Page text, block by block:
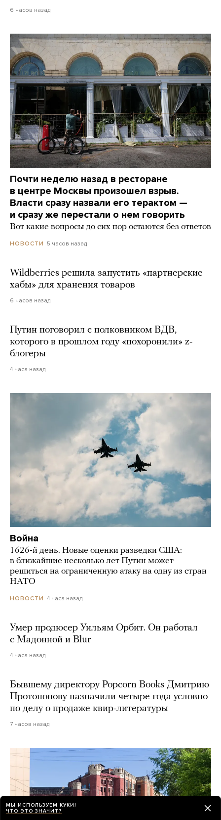
6 часов назад
Почти неделю назад в ресторане
в центре Москвы произошел взрыв.
Власти сразу назвали его терактом —
и сразу же перестали о нем говорить
Вот какие вопросы до сих пор остаются без ответов
НОВОСТИ 5 часов назад
Wildberries решила запустить «партнерские
хабы» для хранения товаров
6 часов назад
Путин поговорил с полковником ВДВ,
которого в прошлом году «похоронили» z-
блогеры
4 часа назад
Война
1626-й день. Новые оценки разведки США:
в ближайшие несколько лет Путин может
решиться на ограниченную атаку на одну из стран
НАТО
НОВОСТИ 4 часа назад
Умер продюсер Уильям Орбит. Он работал
с Мадонной и Blur
4 часа назад
Бывшему директору Popcorn Books Дмитрию
Протопопову назначили четыре года условно
по делу о продаже квир-литературы
7 часов назад
МЫ ИСПОЛЬЗУЕМ КУКИ!
ЧТО ЭТО ЗНАЧИТ?